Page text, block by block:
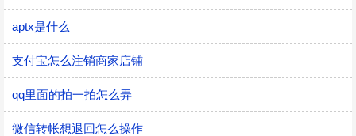
aptx是什么
支付宝怎么注销商家店铺
qq里面的拍一拍怎么弄
微信转帐想退回怎么操作